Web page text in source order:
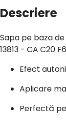
Descriere
Sapa pe baza
13813 - CA C20
Efect
Aplicare
Perfectă